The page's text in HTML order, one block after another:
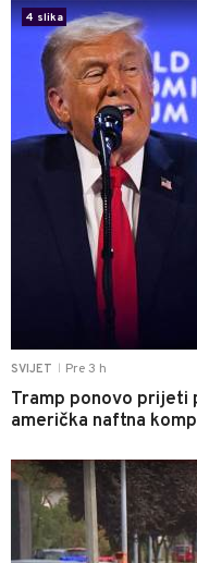
SVIJET Pre 3 h
Tramp ponovo prijeti
američka naftna
4 slika